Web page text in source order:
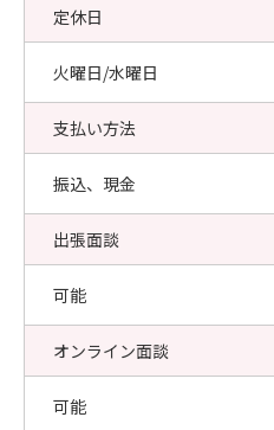
定休日
火曜日/水曜日
支払い方法
振込、現金
出張面談
可能
オンライン面談
可能